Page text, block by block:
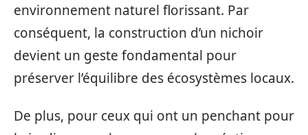
environnement naturel florissant. Par
conséquent, la construction d’un nichoir
devient un geste fondamental pour
préserver l’équilibre des écosystèmes locaux.
De plus, pour ceux qui ont un penchant pour